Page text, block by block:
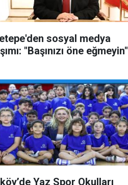
sosyal medya
"Başınızı öne eğmeyin"
Yaz Spor Okulları